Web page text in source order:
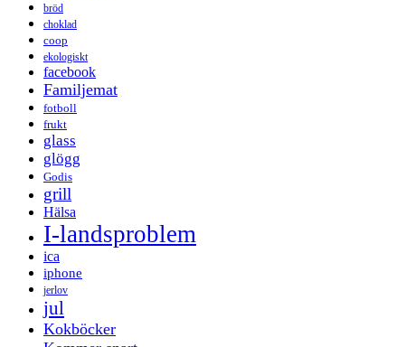
bröd
choklad
coop
ekologiskt
facebook
Familjemat
fotboll
frukt
glass
glögg
Godis
grill
Hälsa
I-landsproblem
ica
iphone
jerlov
jul
Kokböcker